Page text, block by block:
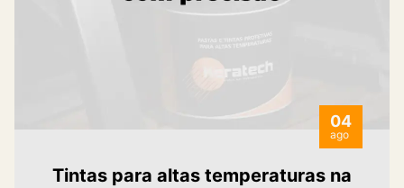
04
ago
Tintas para altas temperaturas na